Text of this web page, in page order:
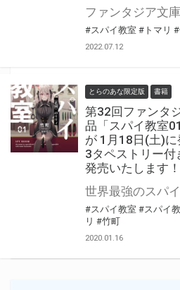
#スパイ教室 #トマリ
2022.07.12
とらのあな限定版 書籍
第32回ファンタ
品「スパイ教室
が 1月18日(土)
3タペストリー
発売いたします！
#スパイ教室 #スパイ
リ #竹町
2020.01.16